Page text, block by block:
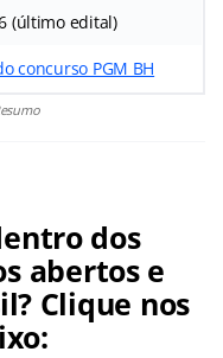
(último edital)
concurso PGM BH
dos
abertos e
Clique nos